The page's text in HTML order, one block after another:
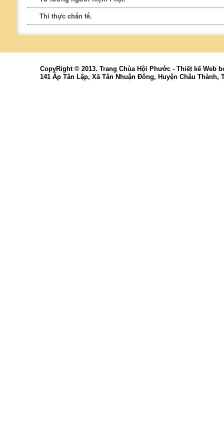
Thí thực chẩn tế.
CopyRight © 2013. Trang Chùa Hội Phước - Thiết kế Web
141 Ấp Tân Lập, Xã Tân Nhuận Đông, Huyện Châu Thành,